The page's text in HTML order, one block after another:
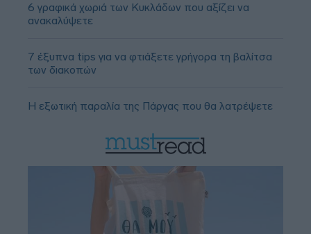
6 γραφικά χωριά των Κυκλάδων που αξίζει να
ανακαλύψετε
7 έξυπνα tips για να φτιάξετε γρήγορα τη βαλίτσα
των διακοπών
Η εξωτική παραλία της Πάργας που θα λατρέψετε